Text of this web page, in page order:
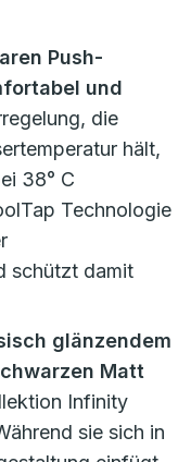
Push-
und
die
hält,
38° C
Technologie
schützt damit
glänzendem
Matt
Infinity
sie sich in